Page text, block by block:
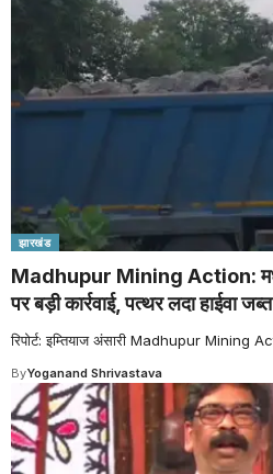
झारखंड
Madhupur Mining Action:
पर बड़ी कार्रवाई, पत्थर लदा हाईवा जब्त
रिपोर्ट: इम्तियाज अंसारी Madhupur Mining
ByYoganand Shrivastava